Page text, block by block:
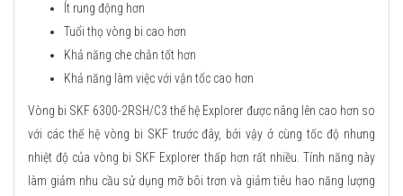
Ít rung động hơn
Tuổi thọ vòng bi cao hơn
Khả năng che chắn tốt hơn
Khả năng làm việc với vận tốc cao hơn
Vòng bi SKF 6300-2RSH/C3 thế hệ Explorer được nâng lên cao hơn so
với các thế hệ vòng bi SKF trước đây, bởi vậy ở cùng tốc độ nhưng
nhiệt độ của vòng bi SKF Explorer thấp hơn rất nhiều. Tính năng này
làm giảm nhu cầu sử dụng mỡ bôi trơn và giảm tiêu hao năng lượng